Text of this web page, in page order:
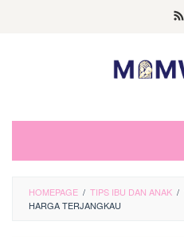
HOMEPAGE / TIPS IBU DAN ANAK /
HARGA TERJANGKAU